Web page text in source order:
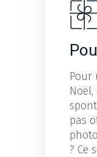
Pour
pas
? Ce